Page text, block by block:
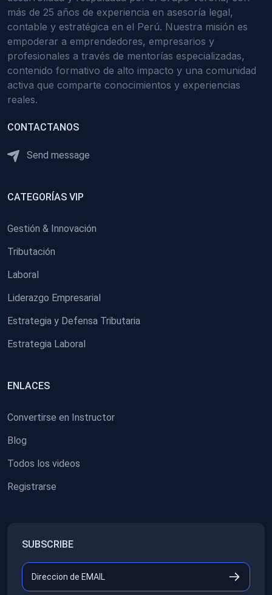
más de 25 años de experiencia en asesoría legal,
contable y estratégica en el Perú. Nuestra misión es
empoderar a emprendedores, empresarios y
profesionales a través de mentorías especializadas,
contenido formativo de alto impacto y una comunidad
activa que comparte conocimientos y experiencias
reales.
CONTACTANOS
Send message
CATEGORÍAS VIP
Gestión & Innovación
Tributación
Laboral
Liderazgo Empresarial
Estrategia y Defensa Tributaria
Estrategia Laboral
ENLACES
Convertirse en Instructor
Blog
Todos los videos
Registrarse
SUBSCRIBE